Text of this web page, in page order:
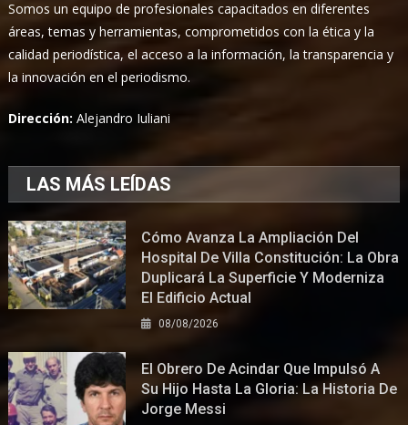
Somos un equipo de profesionales capacitados en diferentes
áreas, temas y herramientas, comprometidos con la ética y la
calidad periodística, el acceso a la información, la transparencia y
la innovación en el periodismo.
Dirección:Alejandro Iuliani
LAS MÁS LEÍDAS
Cómo Avanza La Ampliación Del
Hospital De Villa Constitución: La Obra
Duplicará La Superficie Y Moderniza
El Edificio Actual
08/08/2026
El Obrero De Acindar Que Impulsó A
Su Hijo Hasta La Gloria: La Historia De
Jorge Messi